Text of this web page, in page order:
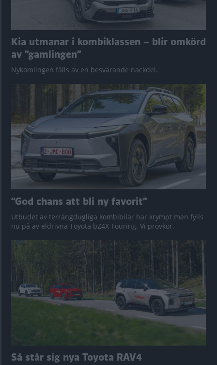
Kia utmanar i kombiklassen – blir omkörd
av ”gamlingen”
Nykomlingen fälls av en besvärande nackdel.
”God chans att bli ny favorit”
Utbudet av terrängdugliga kombibilar har krympt men fylls
nu på av eldrivna Toyota bZ4X Touring. Vi provkör.
Så står sig nya Toyota RAV4